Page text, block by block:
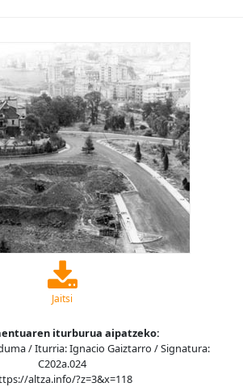
Jaitsi
iturburua aipatzeko:
/ Iturria: Ignacio Gaiztarro / Signatura:
C202a.024
altza.info/?z=3&x=118